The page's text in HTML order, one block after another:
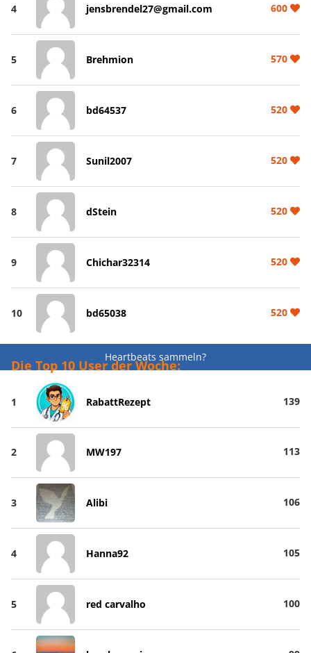
4 jensbrendel27@gmail.com 600
5 Brehmion 570
6 bd64537 520
7 Sunil2007 520
8 dStein 520
9 Chichar32314 520
10 bd65038 520
Heartbeats sammeln?
Die Top 10 User der Woche:
1 RabattRezept 139
2 MW197 113
3 Alibi 106
4 Hanna92 105
5 red carvalho 100